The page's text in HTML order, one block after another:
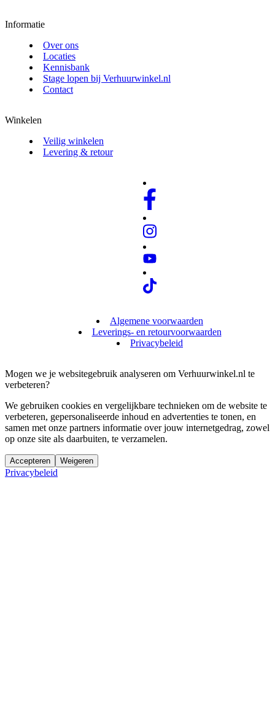
Informatie
Over ons
Locaties
Kennisbank
Stage lopen bij Verhuurwinkel.nl
Contact
Winkelen
Veilig winkelen
Levering & retour
Algemene voorwaarden
Leverings- en retourvoorwaarden
Privacybeleid
Mogen we je websitegebruik analyseren om Verhuurwinkel.nl te
verbeteren?
We gebruiken cookies en vergelijkbare technieken om de website te
verbeteren, gepersonaliseerde inhoud en advertenties te tonen, en
samen met onze partners informatie over jouw internetgedrag, zowel
op onze site als daarbuiten, te verzamelen.
Accepteren Weigeren
Privacybeleid